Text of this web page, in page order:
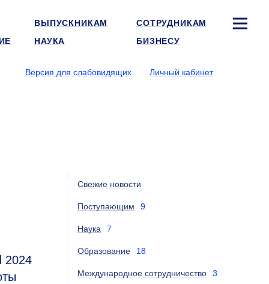
ВЫПУСКНИКАМ
СОТРУДНИКАМ
НАУКА БИЗНЕСУ
Версия для слабовидящих Личный кабинет
2024
Свежие новости
Поступающим 9
Наука 7
Образование 18
Международное сотрудничество 3